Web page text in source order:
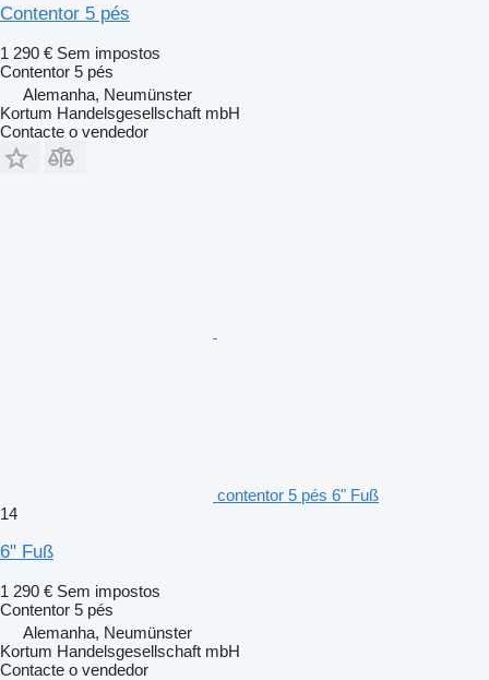
Contentor 5 pés
1 290 € Sem impostos
Contentor 5 pés
Alemanha, Neumünster
Kortum Handelsgesellschaft mbH
Contacte o vendedor
contentor 5 pés 6" Fuß
14
6" Fuß
1 290 € Sem impostos
Contentor 5 pés
Alemanha, Neumünster
Kortum Handelsgesellschaft mbH
Contacte o vendedor